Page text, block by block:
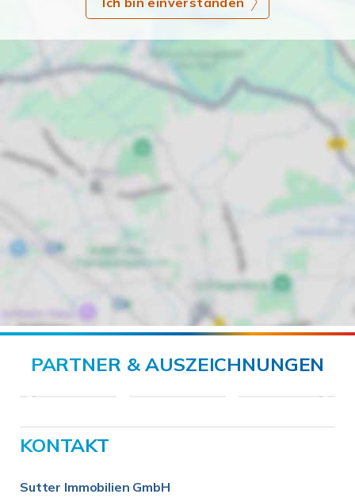
PARTNER & AUSZEICHNUNGEN
KONTAKT
Sutter Immobilien GmbH